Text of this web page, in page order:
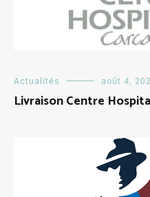
Actualités août 4,
Livraison Centre